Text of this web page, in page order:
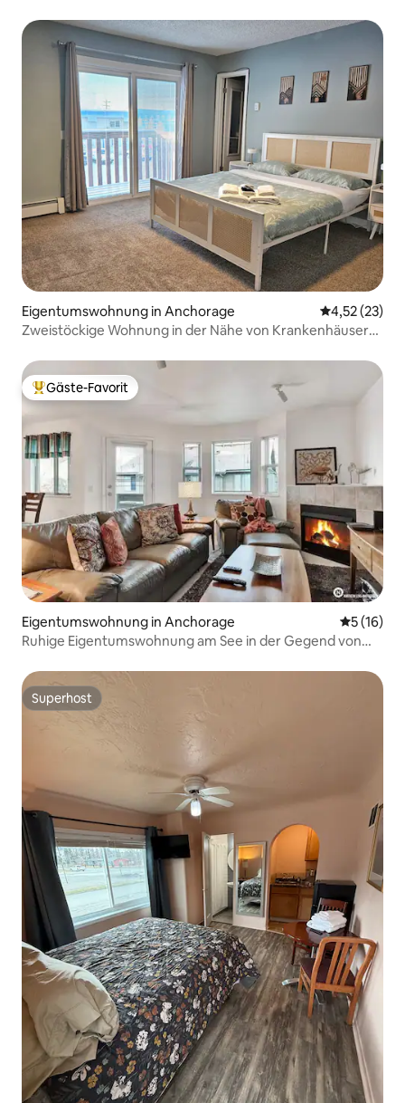
Eigentumswohnung in Anchorage
4,52 (23)
Zweistöckige Wohnung in der Nähe von Krankenhäusern
Beliebter Gäste-Favorit.
Gäste-Favorit
Eigentumswohnung in Anchorage
5 (16)
Ruhige Eigentumswohnung am See in der Gegend von
Superhost
Superhost